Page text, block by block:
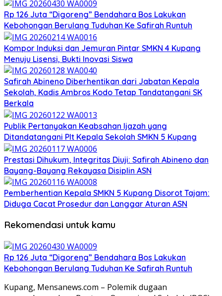
Rp 126 Juta “Digoreng” Bendahara Bos Lakukan
Kebohongan Berulang Tuduhan Ke Safirah Runtuh
Kompor Induksi dan Jemuran Pintar SMKN 4 Kupang
Menuju Lisensi, Bukti Inovasi Siswa
Safirah Abineno Diberhentikan dari Jabatan Kepala
Sekolah, Kadis Ambros Kodo Tetap Tandatangani SK
Berkala
Publik Pertanyakan Keabsahan Ijazah yang
Ditandatangani Plt Kepala Sekolah SMKN 5 Kupang
Prestasi Dihukum, Integritas Diuji: Safirah Abineno dan
Bayang-Bayang Rekayasa Disiplin ASN
Pemberhentian Kepala SMKN 5 Kupang Disorot Tajam:
Diduga Cacat Prosedur dan Langgar Aturan ASN
Rekomendasi untuk kamu
Rp 126 Juta “Digoreng” Bendahara Bos Lakukan
Kebohongan Berulang Tuduhan Ke Safirah Runtuh
Kupang, Mensanews.com – Polemik dugaan